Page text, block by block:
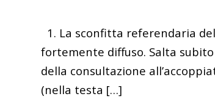
1. La sconfitta referendaria
fortemente diffuso. Salta
della consultazione
(nella testa […]